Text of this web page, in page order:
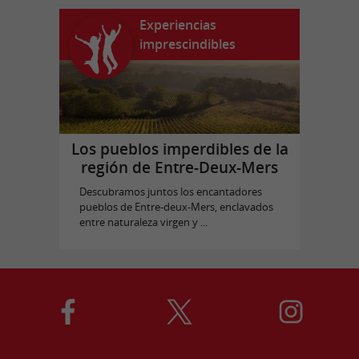
Experiencias
imprescindibles
Los pueblos imperdibles de la
región de Entre-Deux-Mers
Descubramos juntos los encantadores
pueblos de Entre-deux-Mers, enclavados
entre naturaleza virgen y ...